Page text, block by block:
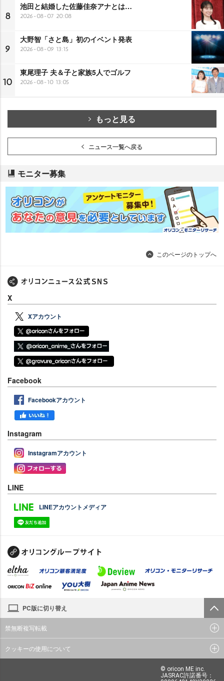
8
池田と結婚した佐藤佳奈アナとは…
2026-08-07 20:08
9
大野智「さと島」初のイベント発表
2026-08-09 13:15
10
東尾理子 夫＆子と家族5人でゴルフ
2026-08-10 13:05
もっと見る
ニュース一覧へ戻る
モニター募集
このページのトップへ
X
Xアカウント
Facebook
Facebookアカウント
Instagram
Instagramアカウント
LINE
LINEアカウントメディア
PC版に切り替え
禁無断複写転載
クッキーの使用について
© oricon ME inc.
JASRAC許諾番号：